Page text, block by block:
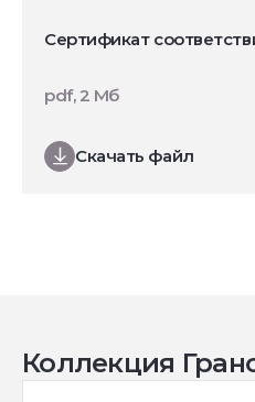
Сертификат
Скачать файл
pdf, 2 Мб
Коллекция